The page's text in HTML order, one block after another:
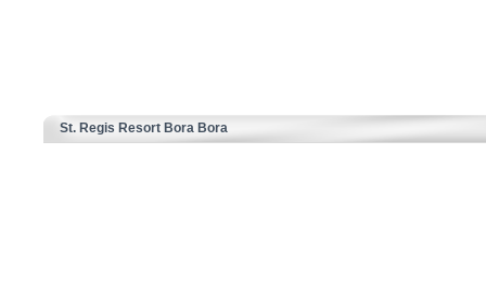
St. Regis Resort Bora Bora